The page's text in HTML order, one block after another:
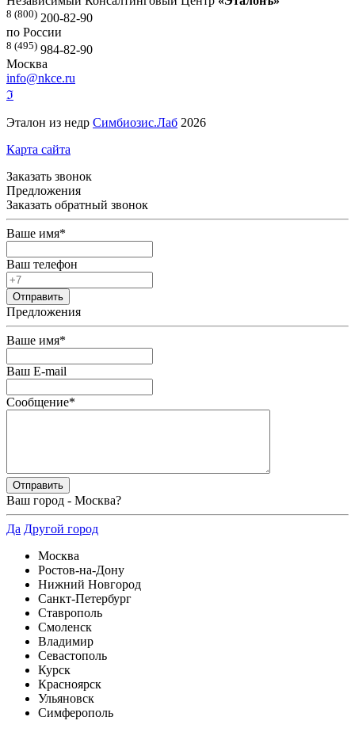
8 (800) 200-82-90
по России
8 (495) 984-82-90
Москва
info@nkce.ru
ℑ
Эталон из недр Симбиозис.Лаб 2026
Карта сайта
Заказать звонок
Предложения
Заказать обратный звонок
Ваше имя*
Ваш телефон
Предложения
Ваше имя*
Ваш E-mail
Сообщение*
Ваш город - Москва?
Да Другой город
Москва
Ростов-на-Дону
Нижний Новгород
Санкт-Петербург
Ставрополь
Смоленск
Владимир
Севастополь
Курск
Красноярск
Ульяновск
Симферополь